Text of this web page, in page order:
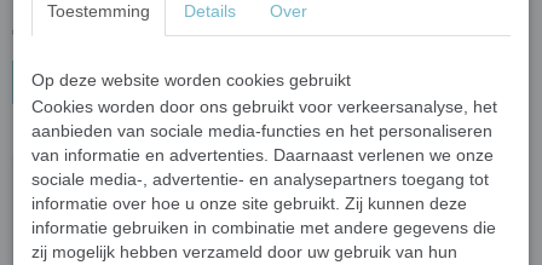
€ 1,70
In winkelwagen
€ 1,70
In winkelwagen
Toestemming Details Over
Op deze website worden cookies gebruikt
Cookies worden door ons gebruikt voor verkeersanalyse, het
aanbieden van sociale media-functies en het personaliseren
van informatie en advertenties. Daarnaast verlenen we onze
sociale media-, advertentie- en analysepartners toegang tot
informatie over hoe u onze site gebruikt. Zij kunnen deze
informatie gebruiken in combinatie met andere gegevens die
zij mogelijk hebben verzameld door uw gebruik van hun